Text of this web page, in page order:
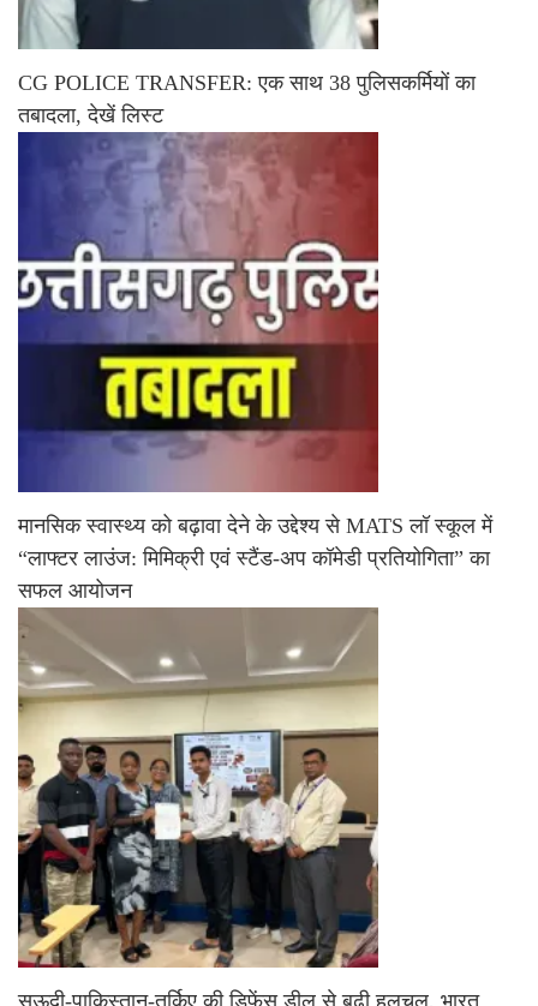
CG POLICE TRANSFER: एक साथ 38 पुलिसकर्मियों का
तबादला, देखें लिस्ट
मानसिक स्वास्थ्य को बढ़ावा देने के उद्देश्य से MATS लॉ स्कूल में
“लाफ्टर लाउंज: मिमिक्री एवं स्टैंड-अप कॉमेडी प्रतियोगिता” का
सफल आयोजन
सऊदी-पाकिस्तान-तुर्किए की डिफेंस डील से बढ़ी हलचल, भारत